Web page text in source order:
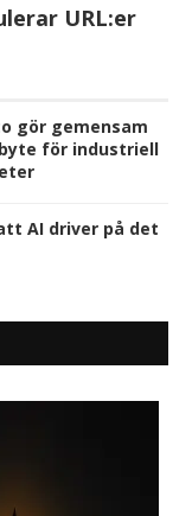
URL:er
gör gemensam
för industriell
AI driver på det